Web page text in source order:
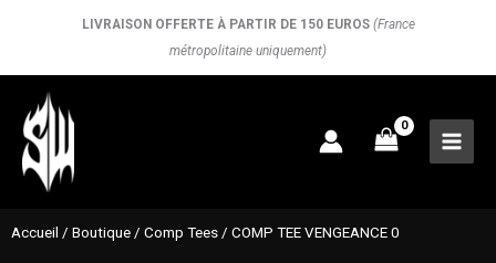
LIVRAISON OFFERTE À PARTIR DE 150 EUROS (France
métropolitaine uniquement)
Accueil / Boutique / Comp Tees / COMP TEE VENGEANCE 0